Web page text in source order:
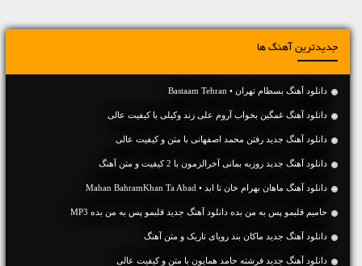
جدیدترین آهنگ ها
دانلود آهنگ بسطام تهران • Bastaam Tehran
دانلود آهنگ غمگین بخواب آروم علی زند وکیلی با کیفیت عالی
دانلود آهنگ جديد رفتن محمد اصفهانی با متن و کیفیت عالی
دانلود آهنگ جديد روزبه بمانی آخرالزمون با 2 کیفیت و متن آهنگ
دانلود آهنگ ماهان بهرام خان تا ابد • Mahan BahramKhan Ta Abad
حامیم قلبمو پس به من بده دانلود آهنگ جدید قلبمو پس به من بده MP3
دانلود آهنگ جديد ماکان بند رویای تاریک و متن آهنگ
دانلود آهنگ جديد فرشته حامد همایون با متن و کیفیت عالی